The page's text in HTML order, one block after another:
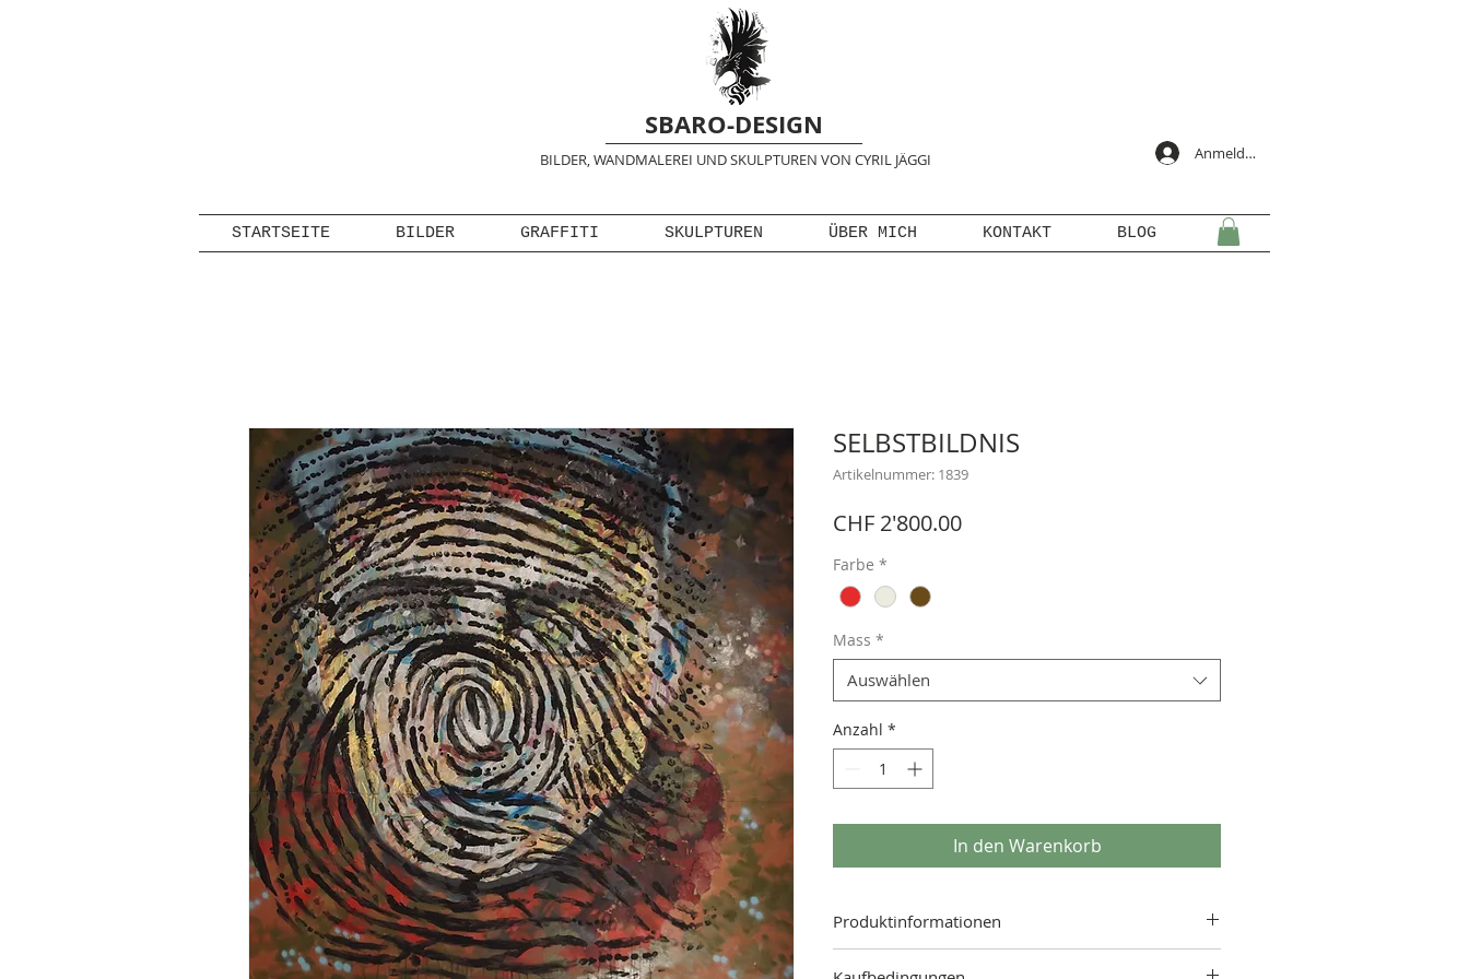
SBARO-DESIGN
BILDER, WANDMALEREI UND SKULPTUREN VON CYRIL JÄGGI Anmelden
STARTSEITE BILDER GRAFFITI SKULPTUREN ÜBER MICH KONTAKT BLOG
SELBSTBILDNIS
Artikelnummer: 1839
CHF 2'800.00Preis
Farbe *
Mass *
Auswählen
Anzahl *
In den Warenkorb
Produktinformationen